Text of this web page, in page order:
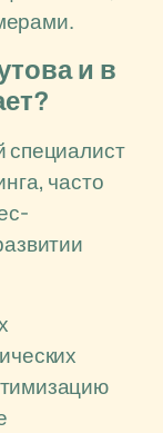
и в
специалист
часто